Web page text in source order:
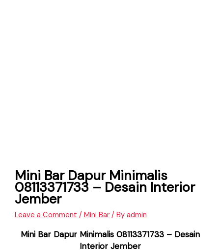
Mini Bar Dapur Minimalis
08113371733 – Desain Interior
Jember
Leave a Comment /Mini Bar / Byadmin
Mini Bar Dapur Minimalis 08113371733 – Desain
Interior Jember